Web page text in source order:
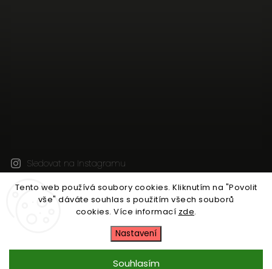
Tento web používá soubory cookies. Kliknutím na "Povolit
vše" dáváte souhlas s použitím všech souborů
cookies. Více informací zde.
Nastavení
Souhlasím
Sledovat na Instagramu
Copyright 2026CleanWear - české lněné oblečení z
Krkonoš. Všechna práva vyhrazena.
Upravit nastavení cookies